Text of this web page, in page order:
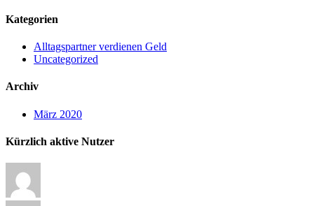
Kategorien
Alltagspartner verdienen Geld
Uncategorized
Archiv
März 2020
Kürzlich aktive Nutzer